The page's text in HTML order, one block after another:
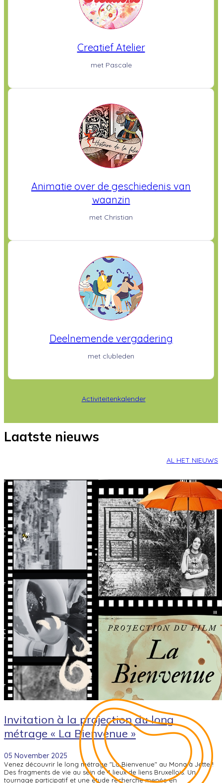
Creatief Atelier
met Pascale
Animatie over de geschiedenis van
waanzin
met Christian
Deelnemende vergadering
met clubleden
Activiteitenkalender
Laatste nieuws
AL HET NIEUWS
Invitation à la projection du long
métrage « La Bienvenue »
05 November 2025
Venez découvrir le long métrage "La Bienvenue" au Mona à Jette !
Des fragments de vie au sein de 4 lieux de liens Bruxellois. Un
tournage participatif et une étude recherche menée en